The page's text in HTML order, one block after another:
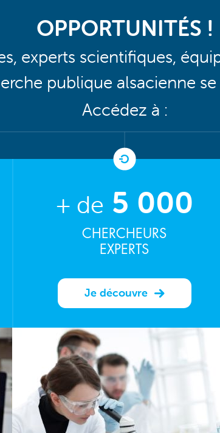
OPPORTUNITÉS !
experts scientifiques,
publique alsacienne
Accédez à :
+ de 5 000
CHERCHEURS
EXPERTS
Je découvre